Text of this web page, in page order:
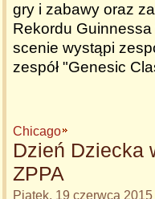
gry i zabawy oraz
Rekordu Guinnessa
scenie wystąpi
zespół "Genesic
Chicago
Dzień Dziecka
ZPPA
Piątek, 19 czerwca